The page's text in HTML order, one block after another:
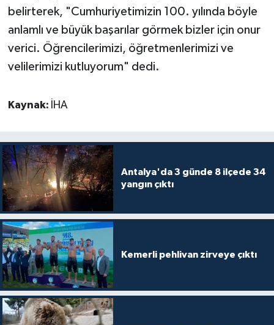
belirterek, "Cumhuriyetimizin 100. yılında böyle
anlamlı ve büyük başarılar görmek bizler için onur
verici. Öğrencilerimizi, öğretmenlerimizi ve
velilerimizi kutluyorum" dedi.
Kaynak: İHA
Antalya'da 3 günde 8 ilçede 34
yangın çıktı
Kemerli pehlivan zirveye çıktı